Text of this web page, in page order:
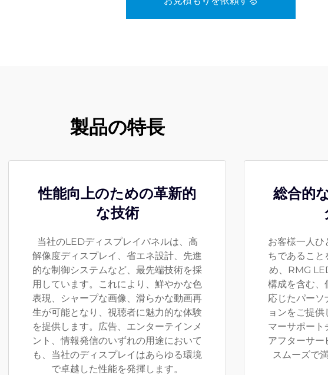
製品の特長
性能向上のための革新的
な技術
当社のLEDディスプレイパネルは、高
解像度ディスプレイ、省エネ設計、先進
的な制御システムなど、最先端技術を採
用しています。これにより、鮮やかな色
表現、シャープな画像、滑らかな動画再
生が可能となり、視聴者に魅力的な体験
を提供します。広告、エンターテインメ
ント、情報発信のいずれの用途において
も、当社のディスプレイはあらゆる環境
で卓越した性能を発揮します。
総合的
お客様一人ひ
ちであること
め、RMG
構成を含む、
応じたパーソ
ョンをご提
マーサポート
アフターサー
スムーズで